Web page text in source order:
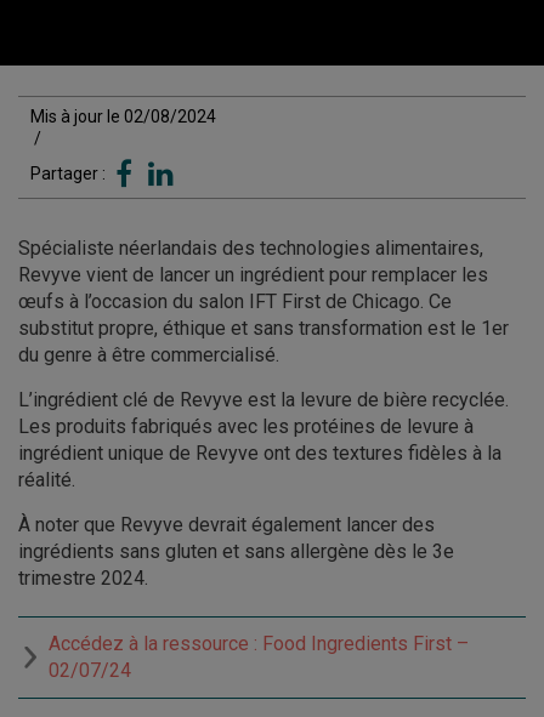
Mis à jour le 02/08/2024
/
Partager :
Spécialiste néerlandais des technologies alimentaires,
Revyve vient de lancer un ingrédient pour remplacer les
œufs à l’occasion du salon IFT First de Chicago. Ce
substitut propre, éthique et sans transformation est le 1er
du genre à être commercialisé.
L’ingrédient clé de Revyve est la levure de bière recyclée.
Les produits fabriqués avec les protéines de levure à
ingrédient unique de Revyve ont des textures fidèles à la
réalité.
À noter que Revyve devrait également lancer des
ingrédients sans gluten et sans allergène dès le 3e
trimestre 2024.
Accédez à la ressource : Food Ingredients First –
02/07/24